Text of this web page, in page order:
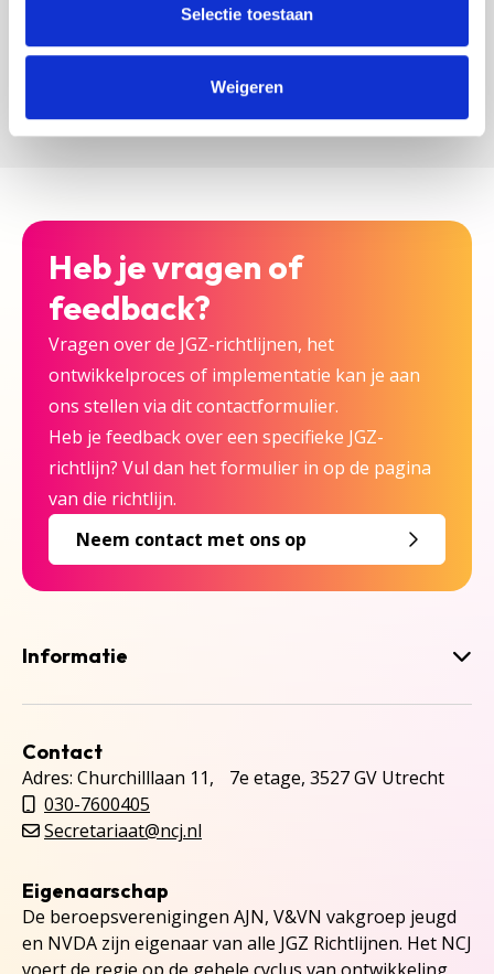
Selectie toestaan
Weigeren
Versturen
Heb je vragen of
feedback?
Vragen over de JGZ-richtlijnen, het
ontwikkelproces of implementatie kan je aan
ons stellen via dit contactformulier.
Heb je feedback over een specifieke JGZ-
richtlijn? Vul dan het formulier in op de pagina
van die richtlijn.
Neem contact met ons op
Informatie
Contact
Adres: Churchilllaan 11, 7e etage, 3527 GV Utrecht
030-7600405
Secretariaat@ncj.nl
Eigenaarschap
De beroepsverenigingen AJN, V&VN vakgroep jeugd
en NVDA zijn eigenaar van alle JGZ Richtlijnen. Het NCJ